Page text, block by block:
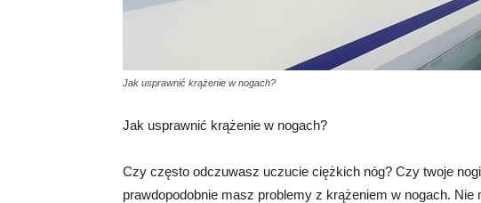
Jak usprawnić krążenie w nogach?
Jak usprawnić krążenie w nogach?
Czy często odczuwasz uczucie ciężkich nóg? Czy twoje
prawdopodobnie masz problemy z krążeniem w nogach.